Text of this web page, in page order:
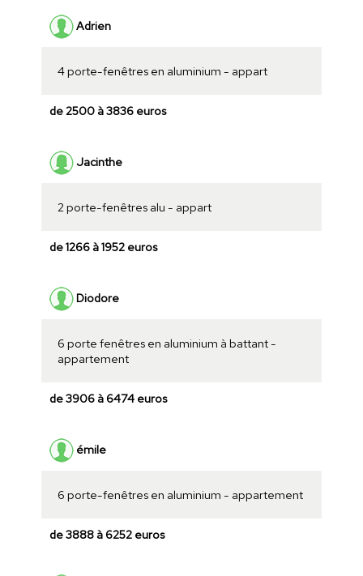
Adrien
4 porte-fenêtres en aluminium - appart
de 2500 à 3836 euros
Jacinthe
2 porte-fenêtres alu - appart
de 1266 à 1952 euros
Diodore
6 porte fenêtres en aluminium à battant -
appartement
de 3906 à 6474 euros
émile
6 porte-fenêtres en aluminium - appartement
de 3888 à 6252 euros